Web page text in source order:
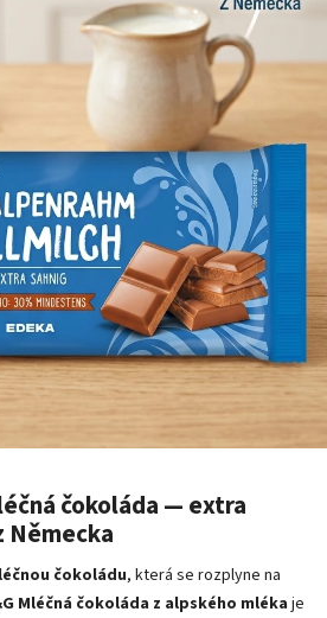
čokoláda — extra
Německa
čokoládu, která se rozplyne na
Mléčná čokoláda z alpského mléka je